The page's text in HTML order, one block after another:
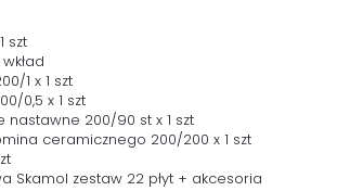
szt
1 x 1 szt
0,5 x 1 szt
nastawne 200/90 st x 1 szt
ceramicznego 200/200 x 1 szt
Skamol zestaw 22 płyt + akcesoria